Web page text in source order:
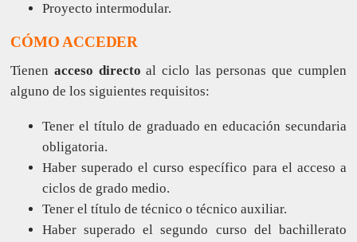
Proyecto intermodular.
CÓMO ACCEDER
Tienenacceso directo al ciclo las personas que cumplen
alguno de los siguientes requisitos:
Tener el título de graduado en educación secundaria
obligatoria.
Haber superado el curso específico para el acceso a
ciclos de grado medio.
Tener el título de técnico o técnico auxiliar.
Haber superado el segundo curso del bachillerato